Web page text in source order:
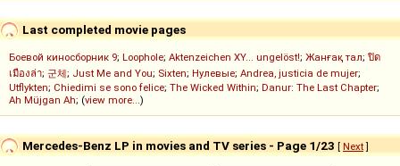
Last completed movie pages
Боевой киносборник 9; Loophole; Aktenzeichen XY... ungelöst!; Жанғақ тал; ปิด
เมืองล่า; 군체; Just Me and You; Sixten; Нулевые; Andrea, justicia de mujer;
Utflykten; Chiedimi se sono felice; The Wicked Within; Danur: The Last Chapter;
Ah Müjgan Ah; (view more...)
Mercedes-Benz LP in movies and TV series - Page 1/23 [ Next]